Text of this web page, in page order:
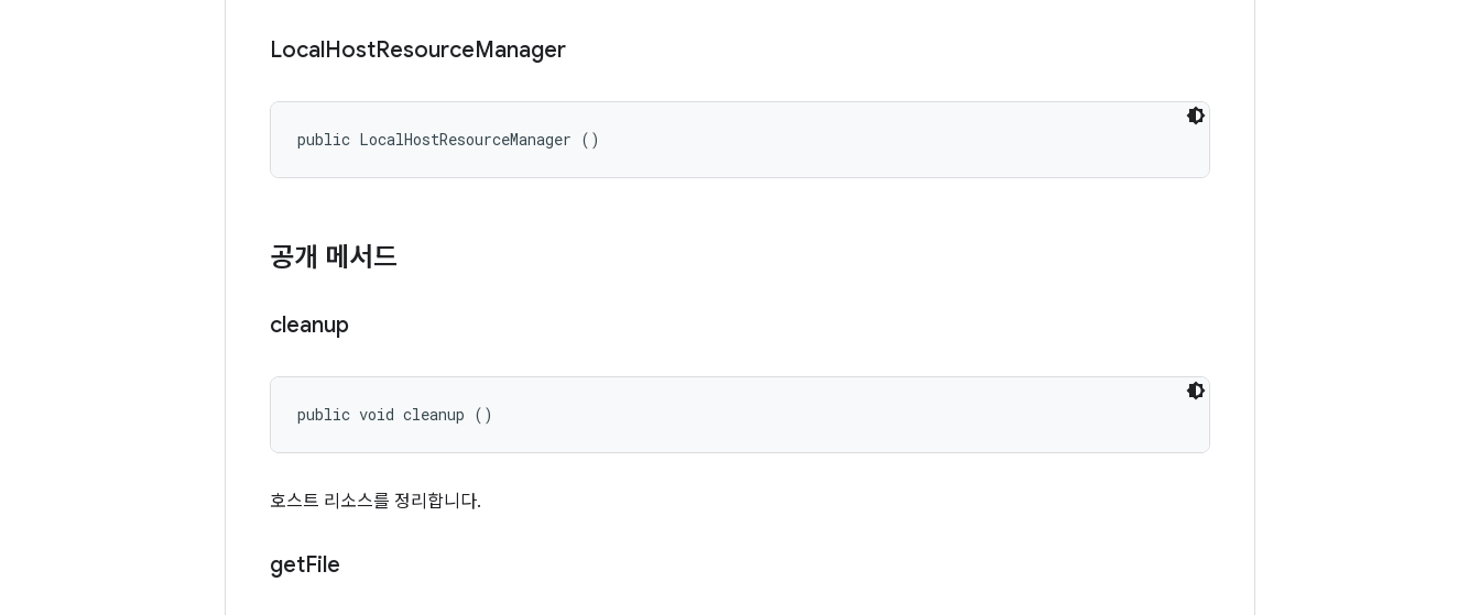
LocalHostResourceManager
public LocalHostResourceManager ()
공개 메서드
cleanup
public void cleanup ()
호스트 리소스를 정리합니다.
getFile